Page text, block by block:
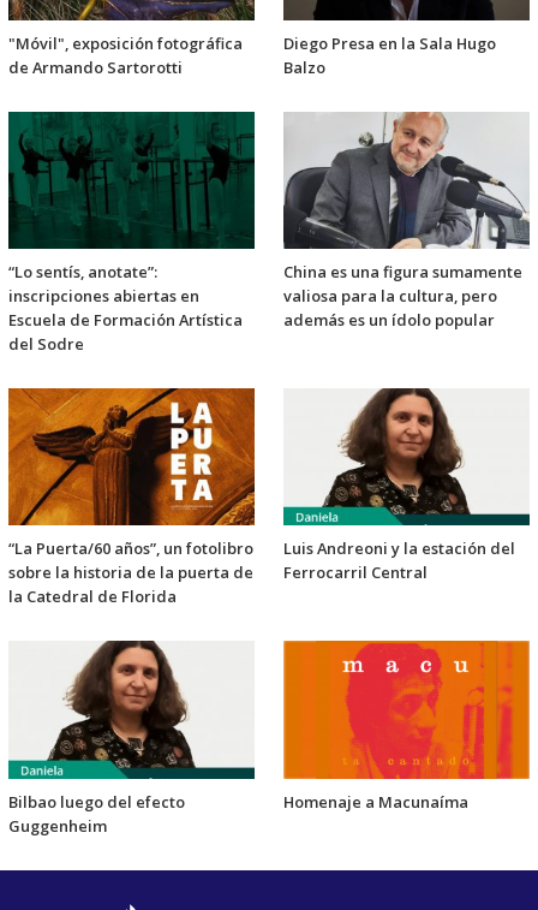
"Móvil", exposición fotográfica
de Armando Sartorotti
Diego Presa en la Sala Hugo
Balzo
“Lo sentís, anotate”:
inscripciones abiertas en
Escuela de Formación Artística
del Sodre
China es una figura sumamente
valiosa para la cultura, pero
además es un ídolo popular
“La Puerta/60 años”, un fotolibro
sobre la historia de la puerta de
la Catedral de Florida
Luis Andreoni y la estación del
Ferrocarril Central
Bilbao luego del efecto
Guggenheim
Homenaje a Macunaíma